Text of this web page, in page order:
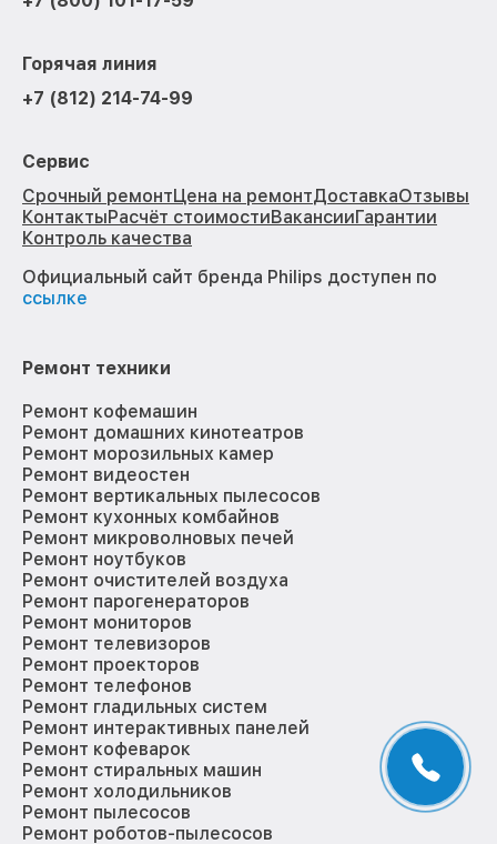
Горячая линия
+7 (812) 214-74-99
Сервис
Срочный ремонтЦена на ремонтДоставкаОтзывы
КонтактыРасчёт стоимостиВакансииГарантии
Контроль качества
Официальный сайт бренда Philips доступен по
ссылке
Ремонт техники
Ремонт кофемашин
Ремонт домашних кинотеатров
Ремонт морозильных камер
Ремонт видеостен
Ремонт вертикальных пылесосов
Ремонт кухонных комбайнов
Ремонт микроволновых печей
Ремонт ноутбуков
Ремонт очистителей воздуха
Ремонт парогенераторов
Ремонт мониторов
Ремонт телевизоров
Ремонт проекторов
Ремонт телефонов
Ремонт гладильных систем
Ремонт интерактивных панелей
Ремонт кофеварок
Ремонт стиральных машин
Ремонт холодильников
Ремонт пылесосов
Ремонт роботов-пылесосов